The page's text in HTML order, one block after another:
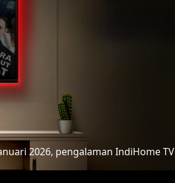
2026, pengalaman IndiHome TV